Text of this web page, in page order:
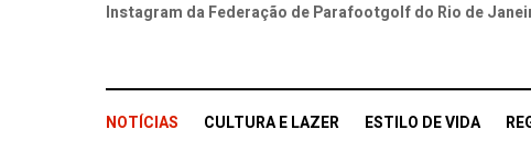
Instagram da Federação de Parafootgolf do Rio de
NOTÍCIAS CULTURA E LAZER ESTILO DE VIDA